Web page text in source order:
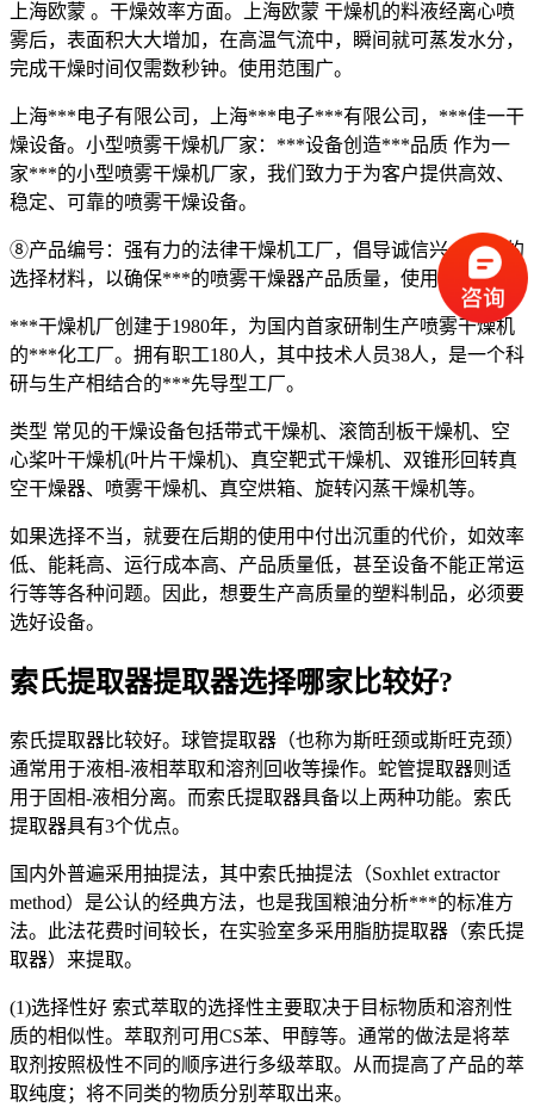
上海欧蒙 。干燥效率方面。上海欧蒙 干燥机的料液经离心喷
雾后，表面积大大增加，在高温气流中，瞬间就可蒸发水分，
完成干燥时间仅需数秒钟。使用范围广。
上海***电子有限公司，上海***电子***有限公司，***佳一干
燥设备。小型喷雾干燥机厂家：***设备创造***品质 作为一
家***的小型喷雾干燥机厂家，我们致力于为客户提供高效、
稳定、可靠的喷雾干燥设备。
⑧产品编号：强有力的法律干燥机工厂，倡导诚信兴，材料的
选择材料，以确保***的喷雾干燥器产品质量，使用寿命等。
***干燥机厂创建于1980年，为国内首家研制生产喷雾干燥机
的***化工厂。拥有职工180人，其中技术人员38人，是一个科
研与生产相结合的***先导型工厂。
类型 常见的干燥设备包括带式干燥机、滚筒刮板干燥机、空
心桨叶干燥机(叶片干燥机)、真空靶式干燥机、双锥形回转真
空干燥器、喷雾干燥机、真空烘箱、旋转闪蒸干燥机等。
如果选择不当，就要在后期的使用中付出沉重的代价，如效率
低、能耗高、运行成本高、产品质量低，甚至设备不能正常运
行等等各种问题。因此，想要生产高质量的塑料制品，必须要
选好设备。
索氏提取器提取器选择哪家比较好?
索氏提取器比较好。球管提取器（也称为斯旺颈或斯旺克颈）
通常用于液相-液相萃取和溶剂回收等操作。蛇管提取器则适
用于固相-液相分离。而索氏提取器具备以上两种功能。索氏
提取器具有3个优点。
国内外普遍采用抽提法，其中索氏抽提法（Soxhlet extractor
method）是公认的经典方法，也是我国粮油分析***的标准方
法。此法花费时间较长，在实验室多采用脂肪提取器（索氏提
取器）来提取。
(1)选择性好 索式萃取的选择性主要取决于目标物质和溶剂性
质的相似性。萃取剂可用CS苯、甲醇等。通常的做法是将萃
取剂按照极性不同的顺序进行多级萃取。从而提高了产品的萃
取纯度；将不同类的物质分别萃取出来。